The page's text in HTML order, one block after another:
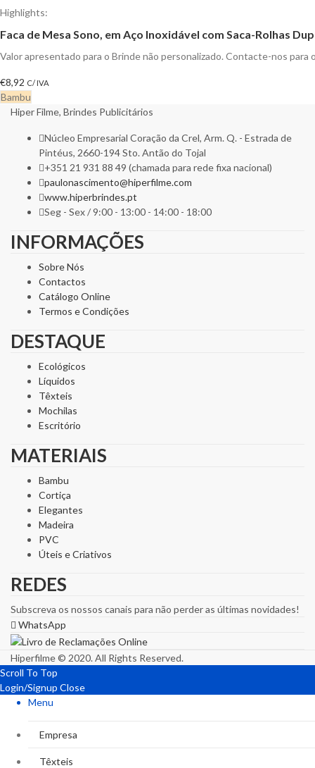
Highlights:
Faca de Mesa Sono, em Aço Inoxidável com Saca-Rolhas
Valor apresentado para o Brinde não personalizado. Contacte-nos
€8,92 C/ IVA
Bambu
Hiper Filme, Brindes Publicitários
Núcleo Empresarial Coração da Crel, Arm. Q. - Estrada de
Pintéus, 2660-194 Sto. Antão do Tojal
+351 21 931 88 49 (chamada para rede fixa nacional)
paulonascimento@hiperfilme.com
www.hiperbrindes.pt
Seg - Sex / 9:00 - 13:00 - 14:00 - 18:00
INFORMAÇÕES
Sobre Nós
Contactos
Catálogo Online
Termos e Condições
DESTAQUE
Ecológicos
Líquidos
Têxteis
Mochilas
Escritório
MATERIAIS
Bambu
Cortiça
Elegantes
Madeira
PVC
Úteis e Criativos
REDES
Subscreva os nossos canais para não perder as últimas novidades!
WhatsApp
Hiperfilme © 2020. All Rights Reserved.
Scroll To Top
Login/Signup Close
Menu
Empresa
Têxteis